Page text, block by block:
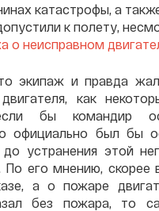
катастрофы, а
к полету,
о неисправном
экипаж и правда
как
бы командир
официально был бы
устранения этой
По его мнению, скорее
а о пожаре
без пожара, то